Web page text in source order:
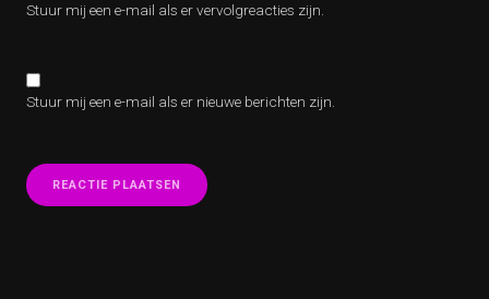
Stuur mij een e-mail als er vervolgreacties zijn.
Stuur mij een e-mail als er nieuwe berichten zijn.